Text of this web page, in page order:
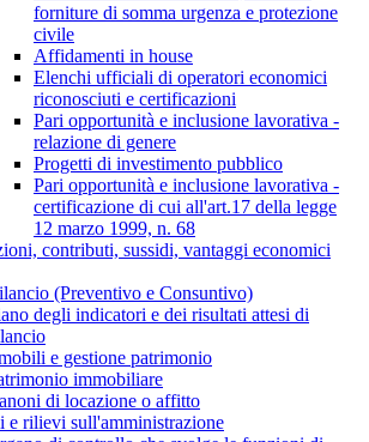
forniture di somma urgenza e protezione
civile
Affidamenti in house
Elenchi ufficiali di operatori economici
riconosciuti e certificazioni
Pari opportunità e inclusione lavorativa -
relazione di genere
Progetti di investimento pubblico
Pari opportunità e inclusione lavorativa -
certificazione di cui all'art.17 della legge
12 marzo 1999, n. 68
contributi, sussidi, vantaggi economici
(Preventivo e Consuntivo)
degli indicatori e dei risultati attesi di
e gestione patrimonio
immobiliare
di locazione o affitto
e rilievi sull'amministrazione